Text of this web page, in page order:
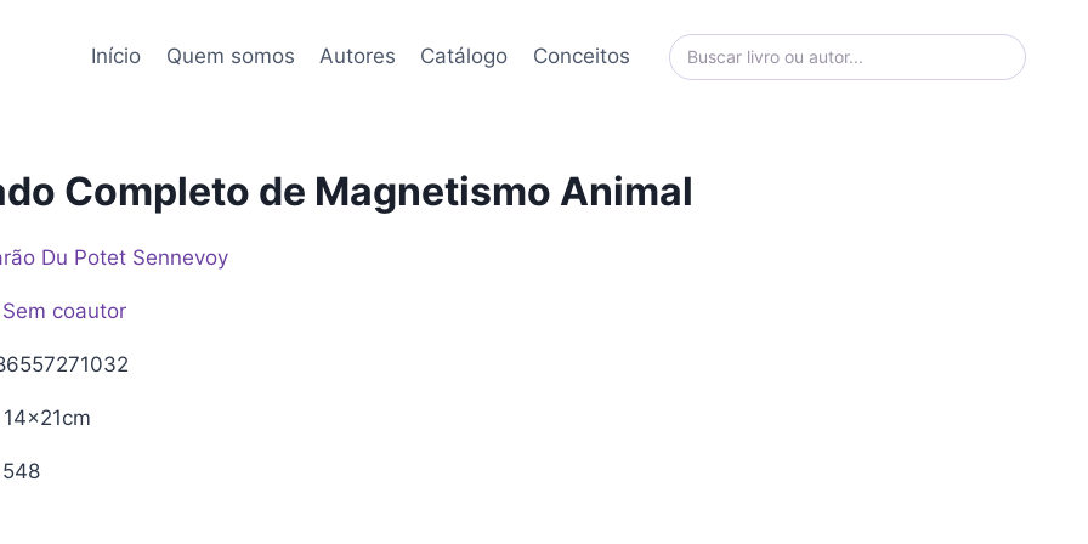
Início Quem somos Autores Catálogo Conceitos
Completo de Magnetismo Animal
Du Potet Sennevoy
Sem coautor
14x21cm
548